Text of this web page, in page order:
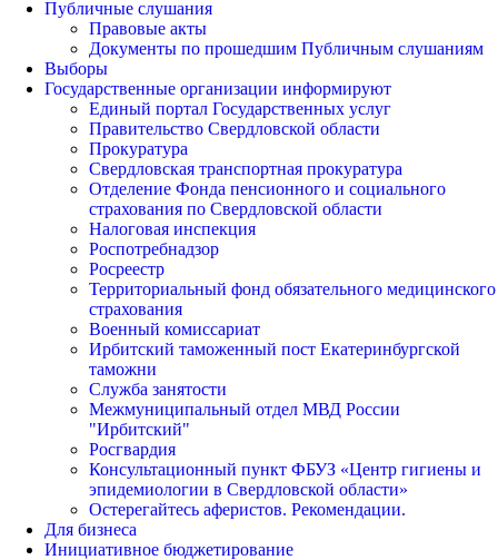
Публичные слушания
Правовые акты
Документы по прошедшим Публичным слушаниям
Выборы
Государственные организации информируют
Единый портал Государственных услуг
Правительство Свердловской области
Прокуратура
Свердловская транспортная прокуратура
Отделение Фонда пенсионного и социального
страхования по Свердловской области
Налоговая инспекция
Роспотребнадзор
Росреестр
Территориальный фонд обязательного медицинского
страхования
Военный комиссариат
Ирбитский таможенный пост Екатеринбургской
таможни
Служба занятости
Межмуниципальный отдел МВД России
"Ирбитский"
Росгвардия
Консультационный пункт ФБУЗ «Центр гигиены и
эпидемиологии в Свердловской области»
Остерегайтесь аферистов. Рекомендации.
Для бизнеса
Инициативное бюджетирование